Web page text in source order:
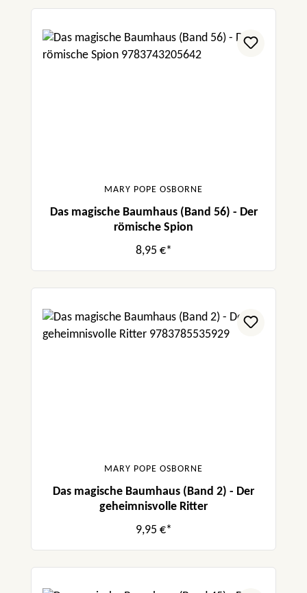
MARY POPE OSBORNE
Das magische Baumhaus (Band 56) - Der
römische Spion
8,95 €*
MARY POPE OSBORNE
Das magische Baumhaus (Band 2) - Der
geheimnisvolle Ritter
9,95 €*